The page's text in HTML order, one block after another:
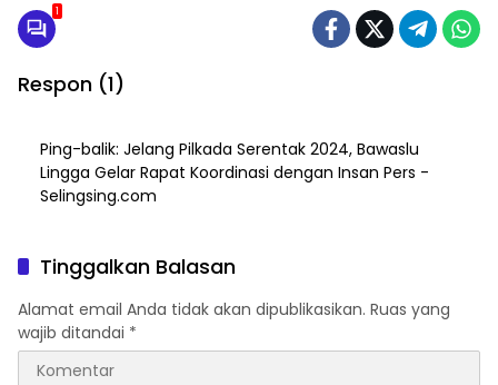
1
Respon (1)
Ping-balik: Jelang Pilkada Serentak 2024, Bawaslu
Lingga Gelar Rapat Koordinasi dengan Insan Pers -
Selingsing.com
Tinggalkan Balasan
Alamat email Anda tidak akan dipublikasikan. Ruas yang
wajib ditandai *